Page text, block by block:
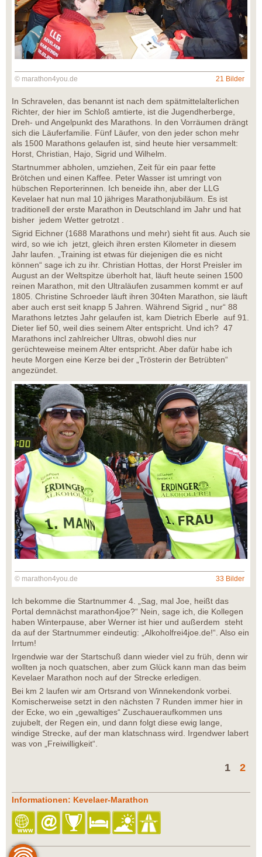
© marathon4you.de 21 Bilder
In Schravelen, das benannt ist nach dem spätmittelalterlichen
Richter, der hier im Schloß amtierte, ist die Jugendherberge,
Dreh- und Angelpunkt des Marathons. In den Vorräumen drängt
sich die Läuferfamilie. Fünf Läufer, von den jeder schon mehr
als 1500 Marathons gelaufen ist, sind heute hier versammelt:
Horst, Christian, Hajo, Sigrid und Wilhelm.
Startnummer abholen, umziehen, Zeit für ein paar fette
Brötchen und einen Kaffee. Peter Wasser ist umringt von
hübschen Reporterinnen. Ich beneide ihn, aber der LLG
Kevelaer hat nun mal 10 jähriges Marathonjubiläum. Es ist
traditionell der erste Marathon in Deutschland im Jahr und hat
bisher jedem Wetter getrotzt .
Sigrid Eichner (1688 Marathons und mehr) sieht fit aus. Auch sie
wird, so wie ich jetzt, gleich ihren ersten Kilometer in diesem
Jahr laufen. „Training ist etwas für diejenigen die es nicht
können“ sage ich zu ihr. Christian Hottas, der Horst Preisler im
August an der Weltspitze überholt hat, läuft heute seinen 1500
reinen Marathon, mit den Ultraläufen zusammen kommt er auf
1805. Christine Schroeder läuft ihren 304ten Marathon, sie läuft
aber auch erst seit knapp 5 Jahren. Während Sigrid „ nur“ 88
Marathons letztes Jahr gelaufen ist, kam Dietrich Eberle auf 91.
Dieter lief 50, weil dies seinem Alter entspricht. Und ich? 47
Marathons incl zahlreicher Ultras, obwohl dies nur
gerüchteweise meinem Alter entspricht. Aber dafür habe ich
heute Morgen eine Kerze bei der „Trösterin der Betrübten“
angezündet.
© marathon4you.de 33 Bilder
Ich bekomme die Startnummer 4. „Sag, mal Joe, heißt das
Portal demnächst marathon4joe?“ Nein, sage ich, die Kollegen
haben Winterpause, aber Werner ist hier und außerdem steht
da auf der Startnummer eindeutig: „Alkoholfrei4joe.de!“. Also ein
Irrtum!
Irgendwie war der Startschuß dann wieder viel zu früh, denn wir
wollten ja noch quatschen, aber zum Glück kann man das beim
Kevelaer Marathon noch auf der Strecke erledigen.
Bei km 2 laufen wir am Ortsrand von Winnekendonk vorbei.
Komischerweise setzt in den nächsten 7 Runden immer hier in
der Ecke, wo ein „gewaltiges“ Zuschaueraufkommen uns
zujubelt, der Regen ein, und dann folgt diese ewig lange,
windige Strecke, auf der man klatschnass wird. Irgendwer labert
was von „Freiwilligkeit“.
1 2
Informationen: Kevelaer-Marathon